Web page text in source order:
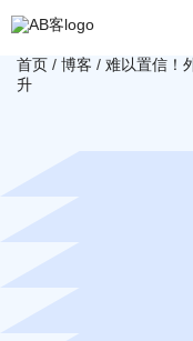
首页 / 博客 / 难以置信！
升